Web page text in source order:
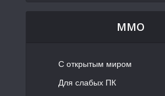
MMO
С открытым миром
Для слабых ПК